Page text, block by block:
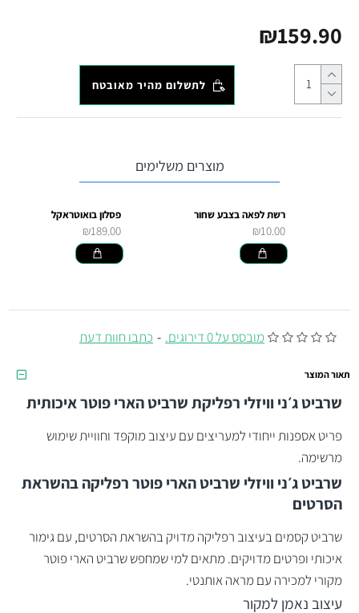
מובסס על 0 דירוגים. - כתבו חוות דעת
₪159.90
לתשלום מהיר מאובטח
מוצרים משלימים
רשת לפאה בצבע שחור
₪10.00
פסלון בואוטראקל
₪189.00
תאור המוצר
שרביט ג׳ני וויזלי רפליקת שרביט הארי פוטר איכותית
פריט אספנות ייחודי למעריצים עם עיצוב מוקפד וחוויית שימוש
מרשימה.
שרביט ג׳ני וויזלי שרביט הארי פוטר רפליקה בהשראת
הסרטים
שרביט קסמים בעיצוב רפליקה מדויק בהשראת הסרטים, עם גימור
איכותי ופרטים מדויקים. מתאים למי שמחפש שרביט הארי פוטר
מקורי למכירה עם מראה אותנטי.
עיצוב נאמן למקור